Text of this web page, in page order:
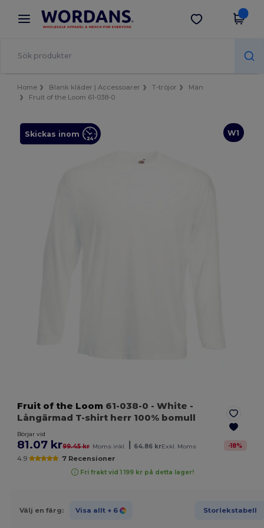
× Wordans-app
Bättre priser i appen!
Hämta app
Home Blank kläder | Accessoarer T-tröjor
Män
Fruit of the Loom 61-038-0
W1
Skickas inom
Fruit of the Loom 61-038-0 - White -
Långärmad T-shirt herr 100% bomull
Börjar vid
81.07 kr99.45 kr Moms inkl. 64.86 krExkl. Moms -18%
4.9 7 Recensioner
Fri frakt vid 1 199 kr på detta lager!
Välj en färg: Visa allt + 6 Storlekstabell